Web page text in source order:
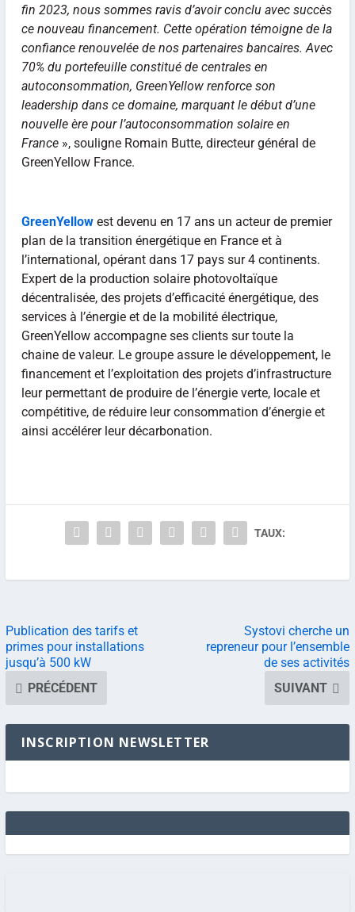
fin 2023, nous sommes ravis d’avoir conclu avec succès
ce nouveau financement. Cette opération témoigne de la
confiance renouvelée de nos partenaires bancaires. Avec
70% du portefeuille constitué de centrales en
autoconsommation, GreenYellow renforce son
leadership dans ce domaine, marquant le début d’une
nouvelle ère pour l’autoconsommation solaire en
France», souligne Romain Butte, directeur général de
GreenYellow France.
GreenYellow est devenu en 17 ans un acteur de premier
plan de la transition énergétique en France et à
l’international, opérant dans 17 pays sur 4 continents.
Expert de la production solaire photovoltaïque
décentralisée, des projets d’efficacité énergétique, des
services à l’énergie et de la mobilité électrique,
GreenYellow accompagne ses clients sur toute la
chaine de valeur. Le groupe assure le développement, le
financement et l’exploitation des projets d’infrastructure
leur permettant de produire de l’énergie verte, locale et
compétitive, de réduire leur consommation d’énergie et
ainsi accélérer leur décarbonation.
TAUX:
Publication des tarifs et
primes pour installations
jusqu’à 500 kW
PRÉCÉDENT
Systovi cherche un
repreneur pour l’ensemble
de ses activités
SUIVANT
INSCRIPTION NEWSLETTER